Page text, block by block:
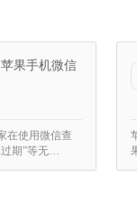
果手机微信
在使用微信查
过期”等无…